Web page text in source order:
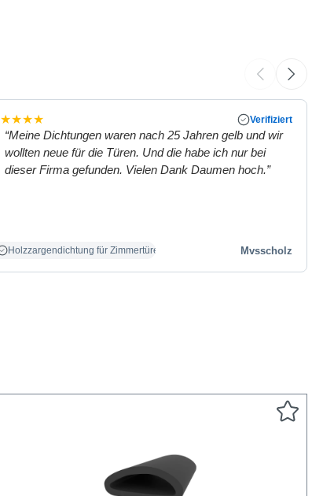
★★★★ Verifiziert
“Meine Dichtungen waren nach 25 Jahren gelb und wir
wollten neue für die Türen. Und die habe ich nur bei
dieser Firma gefunden. Vielen Dank Daumen hoch.”
Holzzargendichtung für Zimmertüren weiß. Mvsscholz